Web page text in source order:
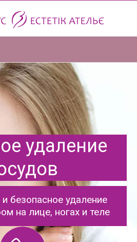
удаление
безопасное удаление
на лице, ногах и теле